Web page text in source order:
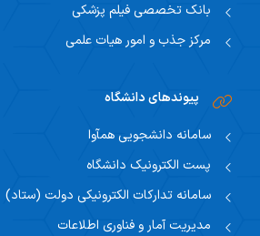
بانک تخصصی فیلم پزشکی
مرکز جذب و امور هیات علمی
پیوندهای دانشگاه
سامانه دانشجویی همآوا
پست الکترونیک دانشگاه
سامانه تدارکات الکترونیکی دولت (ستاد)
مدیریت آمار و فناوری اطلاعات